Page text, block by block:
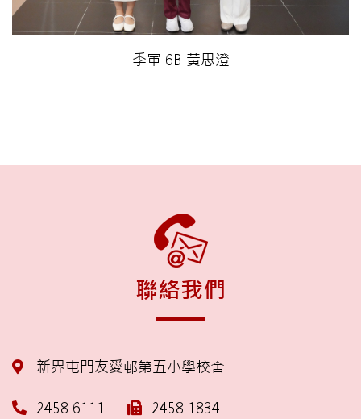
季軍 6B 黃思澄
聯絡我們
新界屯門友愛邨第五小學校舍
2458 6111 2458 1834